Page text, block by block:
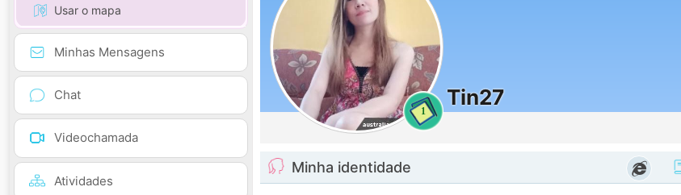
Usar o mapa
Minhas Mensagens
Chat
Videochamada
Atividades
1
Tin27
Minha identidade